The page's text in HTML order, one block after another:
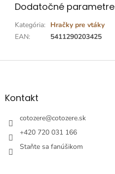
Dodatočné parametre
Kategória: Hračky pre vtáky
EAN: 5411290203425
Z
äKontakt
cotozere@cotozere.sk
+420 720 031 166
Staňte sa fanúšikom